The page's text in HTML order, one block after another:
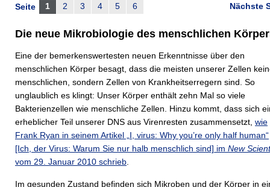
Nächste
Seite 1 2 3 4 5 6
Die neue Mikrobiologie des menschlichen
Eine der bemerkenswertesten neuen Erkenntnisse über den
menschlichen Körper besagt, dass die meisten unserer Zellen
menschlichen, sondern Zellen von Krankheitserregern sind. So
unglaublich es klingt: Unser Körper enthält zehn Mal so viele
Bakterienzellen wie menschliche Zellen. Hinzu kommt, dass sich
erheblicher Teil unserer DNS aus Virenresten zusammensetzt, wie
Frank Ryan in seinem Artikel „I, virus: Why you’re only half human“
[Ich, der Virus: Warum Sie nur halb menschlich sind] im New
vom 29. Januar 2010 schrieb
Im gesunden Zustand befinden sich Mikroben und der Körper in